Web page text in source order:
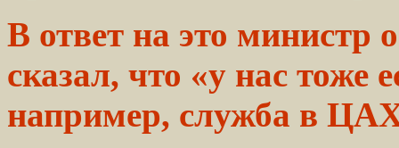
В ответ на это министр
сказал, что «у нас тоже
например, служба в